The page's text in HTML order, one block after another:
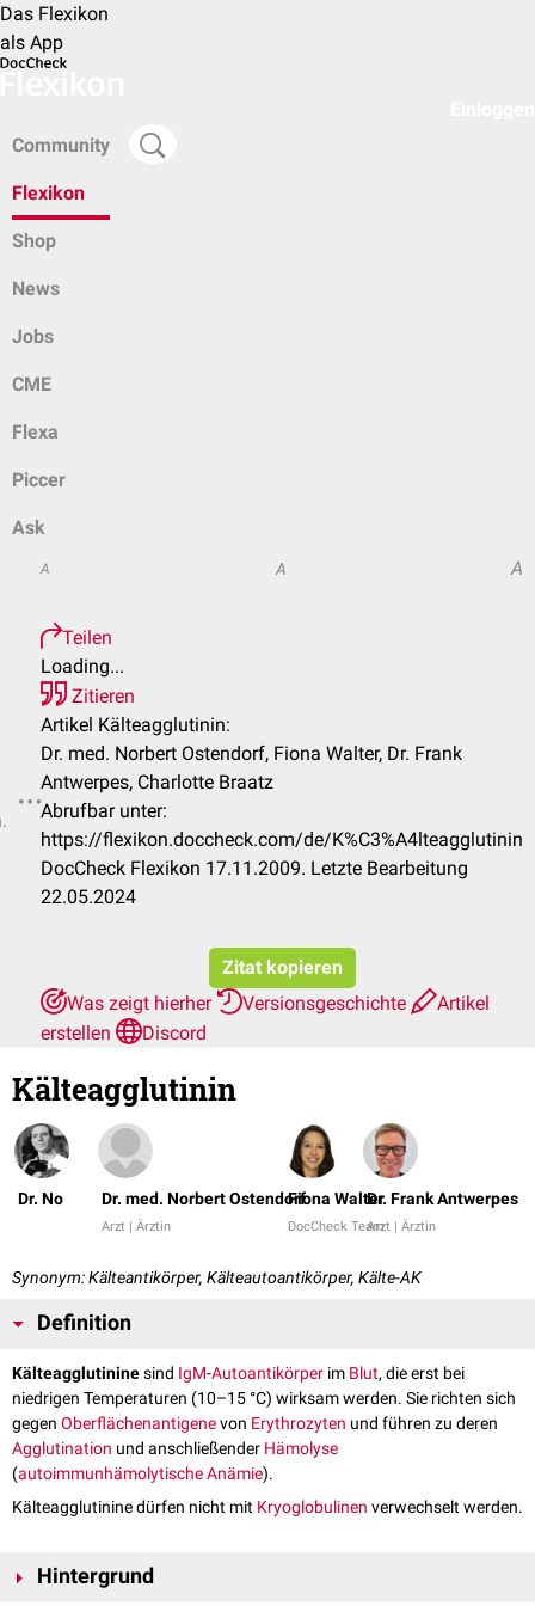
Das Flexikon
als App
Community
Flexikon
Shop
News
Jobs
CME
Flexa
Piccer
Ask
A A A
Teilen
Loading...
Zitieren
Artikel Kälteagglutinin:
Dr. med. Norbert Ostendorf, Fiona Walter, Dr. Frank
Antwerpes, Charlotte Braatz
Abrufbar unter:
https://flexikon.doccheck.com/de/K%C3%A4lteagglutinin
DocCheck Flexikon 17.11.2009. Letzte Bearbeitung
22.05.2024
Zitat kopieren
Was zeigt hierher
Versionsgeschichte
Artikel
erstellen
Discord
Kälteagglutinin
Dr. No Dr. med. Norbert Ostendorf
Arzt | Ärztin
Fiona Walter
DocCheck Team
Dr. Frank Antwerpes
Arzt | Ärztin
Synonym: Kälteantikörper, Kälteautoantikörper, Kälte-AK
Definition
Kälteagglutininesind IgM-Autoantikörper im Blut, die erst bei
niedrigen Temperaturen (10–15 °C) wirksam werden. Sie richten sich
gegen Oberflächenantigenevon Erythrozyten und führen zu deren
Agglutination und anschließender Hämolyse
(autoimmunhämolytische Anämie).
Kälteagglutinine dürfen nicht mit Kryoglobulinen verwechselt werden.
Hintergrund